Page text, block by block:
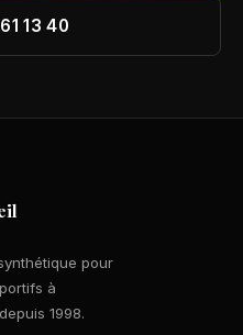
13 40
pour
à
1998.